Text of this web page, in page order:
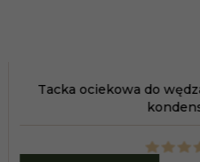
ze stali nierdzewnej do